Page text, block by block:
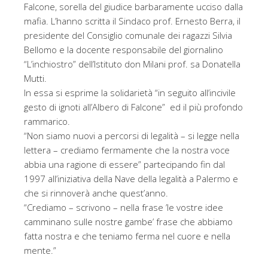
Falcone, sorella del giudice barbaramente ucciso dalla
mafia. L’hanno scritta il Sindaco prof. Ernesto Berra, il
presidente del Consiglio comunale dei ragazzi Silvia
Bellomo e la docente responsabile del giornalino
“L’inchiostro” dell’Istituto don Milani prof. sa Donatella
Mutti.
In essa si esprime la solidarietà “in seguito all’incivile
gesto di ignoti all’Albero di Falcone” ed il più profondo
rammarico.
“Non siamo nuovi a percorsi di legalità – si legge nella
lettera – crediamo fermamente che la nostra voce
abbia una ragione di essere” partecipando fin dal
1997 all’iniziativa della Nave della legalità a Palermo e
che si rinnoverà anche quest’anno.
“Crediamo – scrivono – nella frase ’le vostre idee
camminano sulle nostre gambe’ frase che abbiamo
fatta nostra e che teniamo ferma nel cuore e nella
mente.”